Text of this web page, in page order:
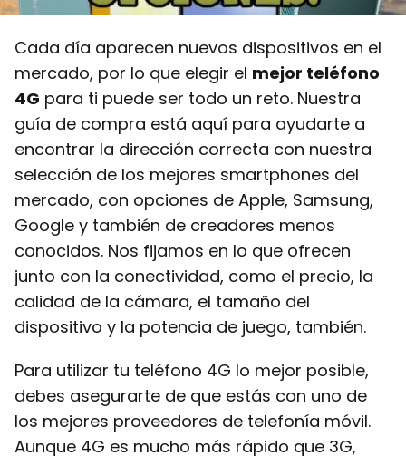
Cada día aparecen nuevos dispositivos en el
mercado, por lo que elegir el mejor teléfono
4G para ti puede ser todo un reto. Nuestra
guía de compra está aquí para ayudarte a
encontrar la dirección correcta con nuestra
selección de los mejores smartphones del
mercado, con opciones de Apple, Samsung,
Google y también de creadores menos
conocidos. Nos fijamos en lo que ofrecen
junto con la conectividad, como el precio, la
calidad de la cámara, el tamaño del
dispositivo y la potencia de juego, también.
Para utilizar tu teléfono 4G lo mejor posible,
debes asegurarte de que estás con uno de
los mejores proveedores de telefonía móvil.
Aunque 4G es mucho más rápido que 3G,